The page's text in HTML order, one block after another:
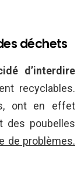
déchets
d’interdire
recyclables.
ont en effet
des poubelles
de problèmes.